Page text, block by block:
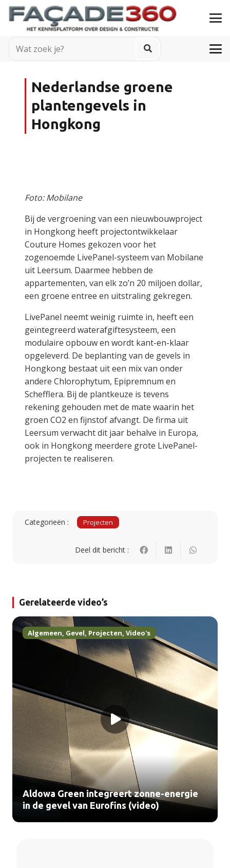
Nederlandse groene
plantengevels in
Hongkong
Foto: Mobilane
Bij de vergroening van een nieuwbouwproject
in Hongkong heeft projectontwikkelaar
Couture Homes gekozen voor het
zogenoemde LivePanel-systeem van Mobilane
uit Leersum. Daarmee hebben de
appartementen, van elk zo’n 20 miljoen dollar,
een groene entree en uitstraling gekregen.
​LivePanel neemt weinig ruimte in, heeft een
geïntegreerd waterafgiftesysteem, een
modulaire opbouw en wordt kant-en-klaar
opgeleverd. De beplanting van de gevels in
Hongkong bestaat uit een mix van onder
andere Chlorophytum, Epipremnum en
Schefflera. Bij de plantkeuze is tevens
rekening gehouden met de mate waarin het
groen CO2 en fijnstof afvangt. De firma uit
Leersum verwacht dit jaar behalve in Europa,
ook in Hongkong meerdere grote LivePanel-
projecten te realiseren.
Categorieën : Projecten
Deel dit bericht :
Gerelateerde video’s
Algemeen, Gevel, Projecten, Video's
Aldowa Green integreert zonne-energie
in de gevel van Eurofins (video)